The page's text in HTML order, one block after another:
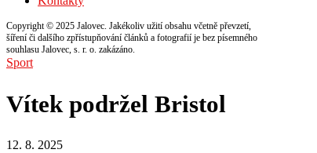
Copyright © 2025 Jalovec. Jakékoliv užití obsahu včetně převzetí,
šíření či dalšího zpřístupňování článků a fotografií je bez písemného
souhlasu Jalovec, s. r. o. zakázáno.
Sport
Vítek podržel Bristol
12. 8. 2025